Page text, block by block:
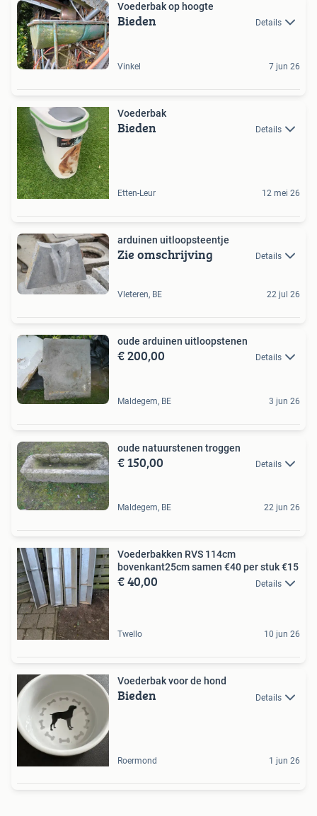
Voederbak op hoogte
Bieden Details
Vinkel 7 jun 26
Voederbak
Bieden Details
Etten-Leur 12 mei 26
arduinen uitloopsteentje
Zie omschrijving Details
Vleteren, BE 22 jul 26
oude arduinen uitloopstenen
€ 200,00 Details
Maldegem, BE 3 jun 26
oude natuurstenen troggen
€ 150,00 Details
Maldegem, BE 22 jun 26
Voederbakken RVS 114cm
bovenkant25cm samen €40 per stuk €15
€ 40,00 Details
Twello 10 jun 26
Voederbak voor de hond
Bieden Details
Roermond 1 jun 26